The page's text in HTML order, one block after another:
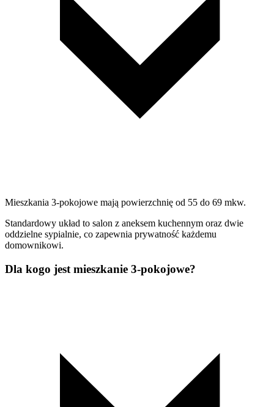
Mieszkania 3-pokojowe mają powierzchnię od 55 do 69 mkw.
Standardowy układ to salon z aneksem kuchennym oraz dwie
oddzielne sypialnie, co zapewnia prywatność każdemu
domownikowi.
Dla kogo jest mieszkanie 3-pokojowe?